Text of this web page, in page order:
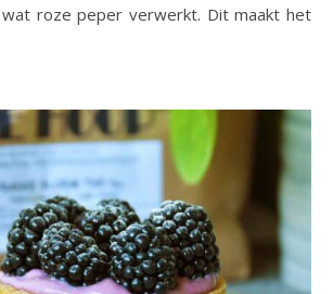
roze peper verwerkt. Dit maakt het